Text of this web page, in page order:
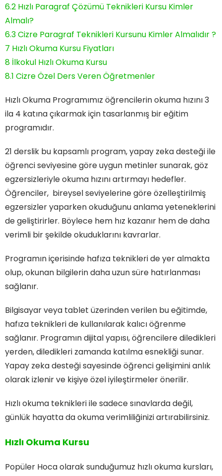
6.2 Hızlı Paragraf Çözümü Teknikleri Kursu Kimler
Almalı?
6.3Cizre Paragraf Teknikleri Kursunu Kimler Almalıdır ?
7 Hızlı Okuma Kursu Fiyatları
8 İlkokul Hızlı Okuma Kursu
8.1 Cizre Özel Ders Veren Öğretmenler
Hızlı Okuma Programımız öğrencilerin okuma hızını 3
ila 4 katına çıkarmak için tasarlanmış bir eğitim
programıdır.
21 derslik bu kapsamlı program, yapay zeka desteği ile
öğrenci seviyesine göre uygun metinler sunarak, göz
egzersizleriyle okuma hızını artırmayı hedefler.
Öğrenciler, bireysel seviyelerine göre özelleştirilmiş
egzersizler yaparken okuduğunu anlama yeteneklerini
de geliştirirler. Böylece hem hız kazanır hem de daha
verimli bir şekilde okuduklarını kavrarlar.
Programın içerisinde hafıza teknikleri de yer almakta
olup, okunan bilgilerin daha uzun süre hatırlanması
sağlanır.
Bilgisayar veya tablet üzerinden verilen bu eğitimde,
hafıza teknikleri de kullanılarak kalıcı öğrenme
sağlanır. Programın dijital yapısı, öğrencilere diledikleri
yerden, diledikleri zamanda katılma esnekliği sunar.
Yapay zeka desteği sayesinde öğrenci gelişimini anlık
olarak izlenir ve kişiye özel iyileştirmeler önerilir.
Hızlı okuma teknikleri ile sadece sınavlarda değil,
günlük hayatta da okuma verimliliğinizi artırabilirsiniz.
Hızlı Okuma Kursu
Popüler Hoca olarak sunduğumuz hızlı okuma kursları,